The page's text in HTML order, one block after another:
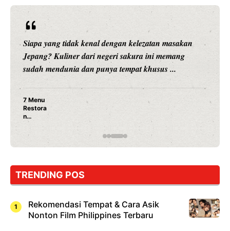
Siapa yang tidak kenal dengan kelezatan masakan
Jepang? Kuliner dari negeri sakura ini memang
sudah mendunia dan punya tempat khusus ...
7 Menu
Restora
n
Jepang
yang
Dicoba,
Cuma
Sushi!
TRENDING POS
Rekomendasi Tempat & Cara Asik
Nonton Film Philippines Terbaru